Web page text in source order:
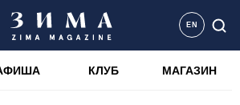
EN
КЛУБ МАГАЗИН